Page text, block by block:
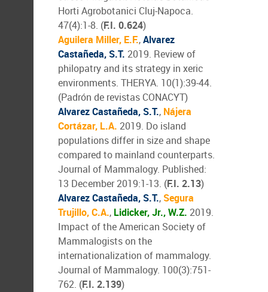
Horti Agrobotanici Cluj-Napoca.
47(4):1-8. (F.I. 0.624)
Aguilera Miller, E.F.,Alvarez
Castañeda, S.T. 2019. Review of
philopatry and its strategy in xeric
environments. THERYA. 10(1):39-44.
(Padrón de revistas CONACYT)
Alvarez Castañeda, S.T., Nájera
Cortázar, L.A. 2019. Do island
populations differ in size and shape
compared to mainland counterparts.
Journal of Mammalogy. Published:
13 December 2019:1-13. (F.I. 2.13)
Alvarez Castañeda, S.T., Segura
Trujillo, C.A., Lidicker, Jr., W.Z. 2019.
Impact of the American Society of
Mammalogists on the
internationalization of mammalogy.
Journal of Mammalogy. 100(3):751-
762. (F.I. 2.139)